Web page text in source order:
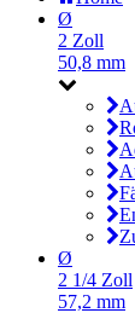
Ø
2 Zoll
50,8 mm
Ø
2 1/4 Zoll
57,2 mm